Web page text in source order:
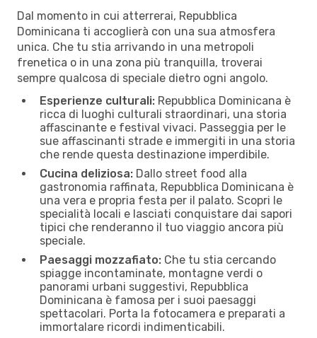
Dal momento in cui atterrerai, Repubblica
Dominicana ti accoglierà con una sua atmosfera
unica. Che tu stia arrivando in una metropoli
frenetica o in una zona più tranquilla, troverai
sempre qualcosa di speciale dietro ogni angolo.
Esperienze culturali: Repubblica Dominicana è
ricca di luoghi culturali straordinari, una storia
affascinante e festival vivaci. Passeggia per le
sue affascinanti strade e immergiti in una storia
che rende questa destinazione imperdibile.
Cucina deliziosa: Dallo street food alla
gastronomia raffinata, Repubblica Dominicana è
una vera e propria festa per il palato. Scopri le
specialità locali e lasciati conquistare dai sapori
tipici che renderanno il tuo viaggio ancora più
speciale.
Paesaggi mozzafiato: Che tu stia cercando
spiagge incontaminate, montagne verdi o
panorami urbani suggestivi, Repubblica
Dominicana è famosa per i suoi paesaggi
spettacolari. Porta la fotocamera e preparati a
immortalare ricordi indimenticabili.